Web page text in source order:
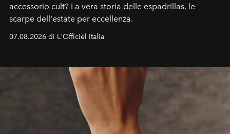
accessorio cult? La vera storia delle espadrillas, le
scarpe dell'estate per eccellenza.
07.08.2026 di L'Officiel Italia